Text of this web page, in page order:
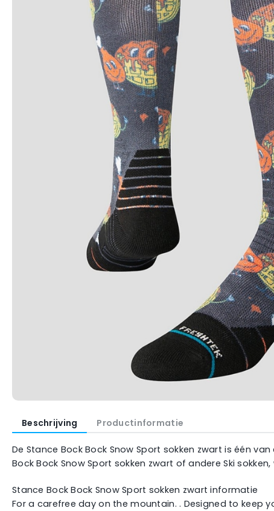
Beschrijving Productinformatie
De Stance Bock Bock Snow Sport sokken zwart is één
Bock Bock Snow Sport sokken zwart of andere Ski
Stance Bock Bock Snow Sport sokken zwart informatie
For a carefree day on the mountain. . Designed to keep